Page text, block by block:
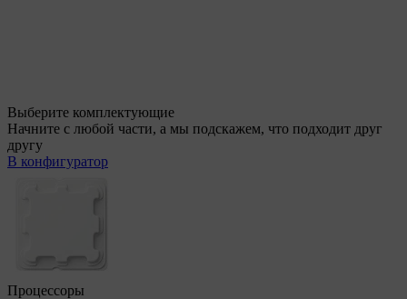
Выберите комплектующие
Начните с любой части, а мы подскажем, что подходит друг
другу
В конфигуратор
Процессоры